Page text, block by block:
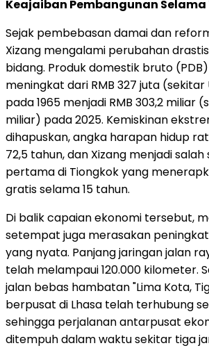
Keajaiban Pembangunan Selama
Sejak pembebasan damai dan
Xizang mengalami perubahan
bidang. Produk domestik bruto
meningkat dari RMB 327 juta (sekitar
pada 1965 menjadi RMB 303,2 miliar
miliar) pada 2025. Kemiskinan
dihapuskan, angka harapan hidup
72,5 tahun, dan Xizang menjadi
pertama di Tiongkok yang
gratis selama 15 tahun.
Di balik capaian ekonomi tersebut,
setempat juga merasakan
yang nyata. Panjang jaringan jalan
telah melampaui 120.000 kilometer.
jalan bebas hambatan "Lima Kota,
berpusat di Lhasa telah terhubung
sehingga perjalanan antarpusat
ditempuh dalam waktu sekitar tiga